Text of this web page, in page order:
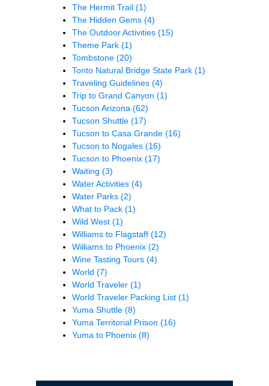
The Hermit Trail (1)
The Hidden Gems (4)
The Outdoor Activities (15)
Theme Park (1)
Tombstone (20)
Tonto Natural Bridge State Park (1)
Traveling Guidelines (4)
Trip to Grand Canyon (1)
Tucson Arizona (62)
Tucson Shuttle (17)
Tucson to Casa Grande (16)
Tucson to Nogales (16)
Tucson to Phoenix (17)
Waiting (3)
Water Activities (4)
Water Parks (2)
What to Pack (1)
Wild West (1)
Williams to Flagstaff (12)
Williams to Phoenix (2)
Wine Tasting Tours (4)
World (7)
World Traveler (1)
World Traveler Packing List (1)
Yuma Shuttle (8)
Yuma Territorial Prison (16)
Yuma to Phoenix (8)